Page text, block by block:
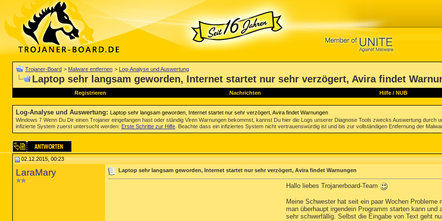
Trojaner-Board > Malware entfernen > Log-Analyse und Auswertung
Laptop sehr langsam geworden, Internet startet nur sehr verzögert, Avira findet
Registrieren Nachrichten Hilfe/ NUB
Log-Analyse und Auswertung: Laptop sehr langsam geworden, Internet startet nur sehr verzögert, Avira findet Warnungen
Windows 7 Wenn Du Dir einen Trojaner eingefangen hast oder ständig Viren Warnungen bekommst, kannst Du hier die Logs unserer Diagnose Tools zwecks Auswertung
infizierte System zuerst untersucht werden: Erste Schritte zur Hilfe . Beachte dass ein infiziertes System nicht vertrauenswürdig ist und bis zur vollständigen Entfernung der
02.12.2015, 00:23
LaraMary Laptop sehr langsam geworden, Internet startet nur sehr verzögert, Avira findet Warnungen
Hallo liebes Trojanerboard-Team
Meine Schwester hat seit ein paar Wochen
man überhaupt irgendein Programm starten kann
sehr schwerfällig. Selbst die Eingabe von Text geht